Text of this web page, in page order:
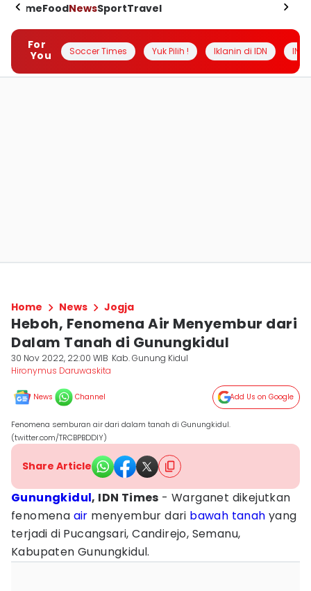
HomeFoodNewsSportTravel
For
You
Soccer Times Yuk Pilih ! Iklanin di IDN
Home News Jogja
Heboh, Fenomena Air Menyembur dari
Dalam Tanah di Gunungkidul
30 Nov 2022, 22:00 WIB Kab. Gunung Kidul
Hironymus Daruwaskita
News Channel Add Us on Google
Fenomena semburan air dari dalam tanah di Gunungkidul.
(twitter.com/TRCBPBDDIY)
Share Article
Gunungkidul, IDN Times - ‎Warganet dikejutkan
fenomena air menyembur dari bawah tanah yang
terjadi di Pucangsari, Candirejo, Semanu,
Kabupaten Gunungkidul.